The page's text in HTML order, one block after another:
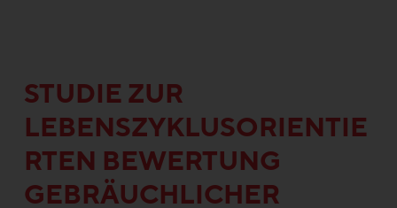
STUDIE ZUR
LEBENSZYKLUSORIENTIE
RTEN BEWERTUNG
GEBRÄUCHLICHER